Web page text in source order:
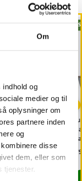
Om
og
medier og til
oplysninger om
partnere inden
og
disse
dem, eller som
tjenester.
-25 %
spotlights,
med
/ dæmpbar
pris:
pris: 199 kr.
199 kr.
lager, Leveres i løbet af 1-2